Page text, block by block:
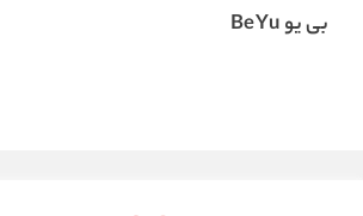
بی یو BeYu